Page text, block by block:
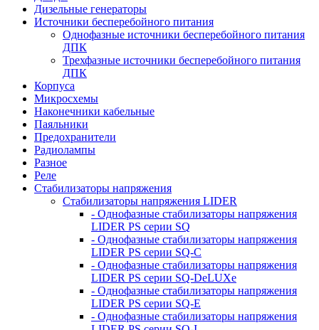
Дизельные генераторы
Источники бесперебойного питания
Однофазные источники бесперебойного питания
ДПК
Трехфазные источники бесперебойного питания
ДПК
Корпуса
Микросхемы
Наконечники кабельные
Паяльники
Предохранители
Радиолампы
Разное
Реле
Стабилизаторы напряжения
Стабилизаторы напряжения LIDER
- Однофазные стабилизаторы напряжения
LIDER PS серии SQ
- Однофазные стабилизаторы напряжения
LIDER PS серии SQ-C
- Однофазные стабилизаторы напряжения
LIDER PS серии SQ-DeLUXe
- Однофазные стабилизаторы напряжения
LIDER PS серии SQ-E
- Однофазные стабилизаторы напряжения